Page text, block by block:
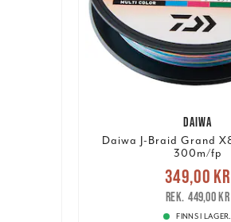
DAIWA
Daiwa J-Braid Grand
300m/fp
Nuvarande
Tidigare pris
349,00 kr
449,00 kr
FINNS I LAGER.